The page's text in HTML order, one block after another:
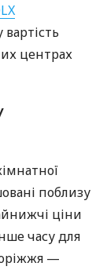
центрах
поблизу
ціни
часу для
—